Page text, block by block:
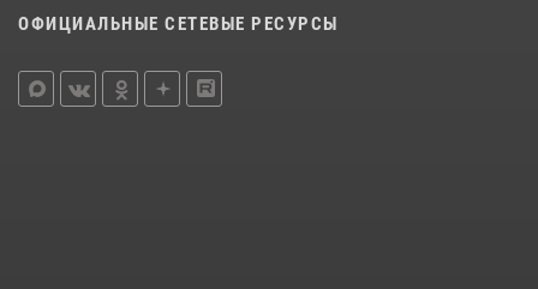
ОФИЦИАЛЬНЫЕ СЕТЕВЫЕ РЕСУРСЫ